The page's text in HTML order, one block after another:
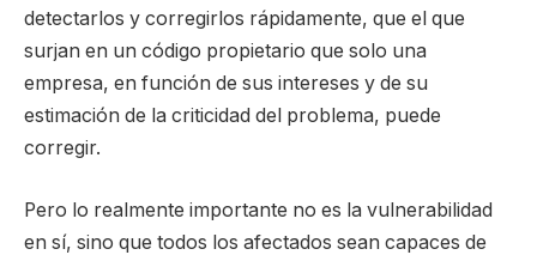
detectarlos y corregirlos rápidamente, que el que
surjan en un código propietario que solo una
empresa, en función de sus intereses y de su
estimación de la criticidad del problema, puede
corregir.
Pero lo realmente importante no es la vulnerabilidad
en sí, sino que todos los afectados sean capaces de